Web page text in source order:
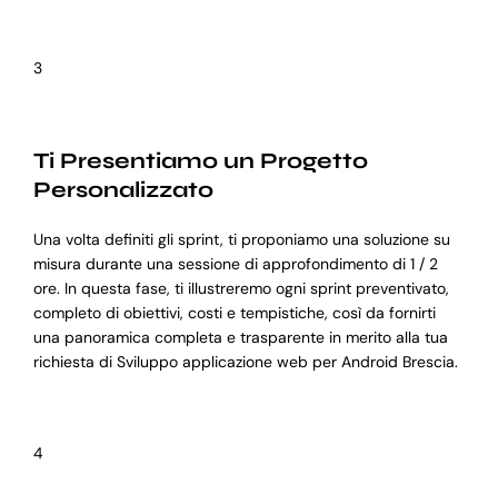
3
Ti Presentiamo un Progetto
Personalizzato
Una volta definiti gli sprint, ti proponiamo una soluzione su
misura durante una sessione di approfondimento di 1 / 2
ore. In questa fase, ti illustreremo ogni sprint preventivato,
completo di obiettivi, costi e tempistiche, così da fornirti
una panoramica completa e trasparente in merito alla tua
richiesta di Sviluppo applicazione web per Android Brescia.
4